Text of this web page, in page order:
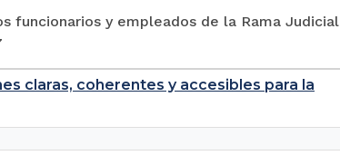
funcionarios y empleados de la Rama Judicial
claras, coherentes y accesibles para la